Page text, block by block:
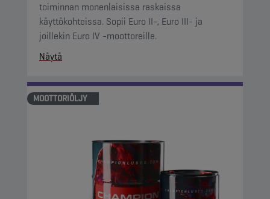
toiminnan monenlaisissa raskaissa
käyttökohteissa. Sopii Euro II-, Euro III- ja
joillekin Euro IV -moottoreille.
Näytä
MOOTTORIÖLJY